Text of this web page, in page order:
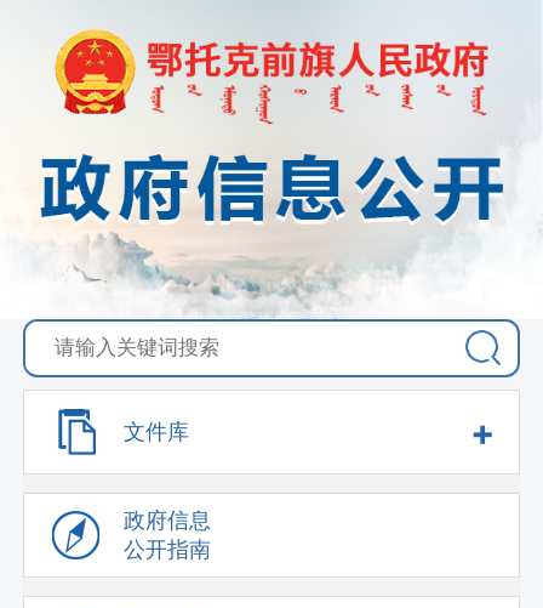
文件库 +
政府信息
公开指南